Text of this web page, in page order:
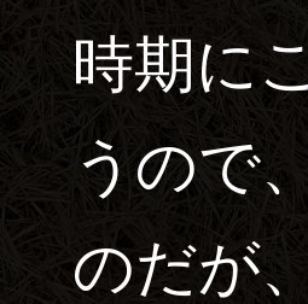
時期に
うので
のだが、